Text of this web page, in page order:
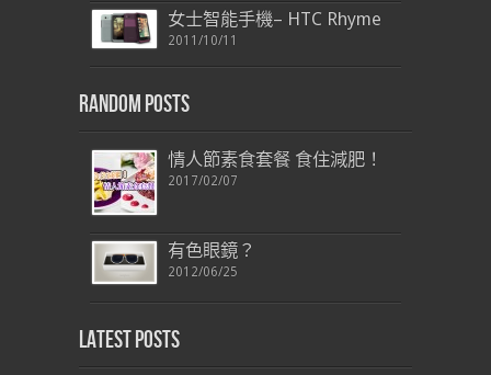
女士智能手機– HTC Rhyme
2011/10/11
Random Posts
情人節素食套餐 食住減肥！
2017/02/07
有色眼鏡？
2012/06/25
Latest Posts